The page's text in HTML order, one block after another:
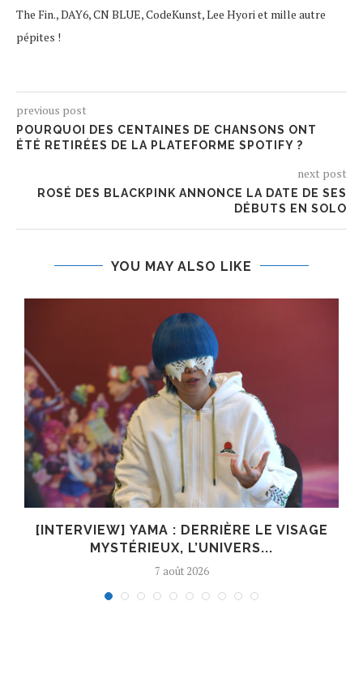
The Fin., DAY6, CN BLUE, CodeKunst, Lee Hyori et mille autre
pépites !
previous post
POURQUOI DES CENTAINES DE CHANSONS ONT
ÉTÉ RETIRÉES DE LA PLATEFORME SPOTIFY ?
next post
ROSÉ DES BLACKPINK ANNONCE LA DATE DE SES
DÉBUTS EN SOLO
YOU MAY ALSO LIKE
[INTERVIEW] YAMA : DERRIÈRE LE VISAGE
MYSTÉRIEUX, L’UNIVERS...
7 août 2026